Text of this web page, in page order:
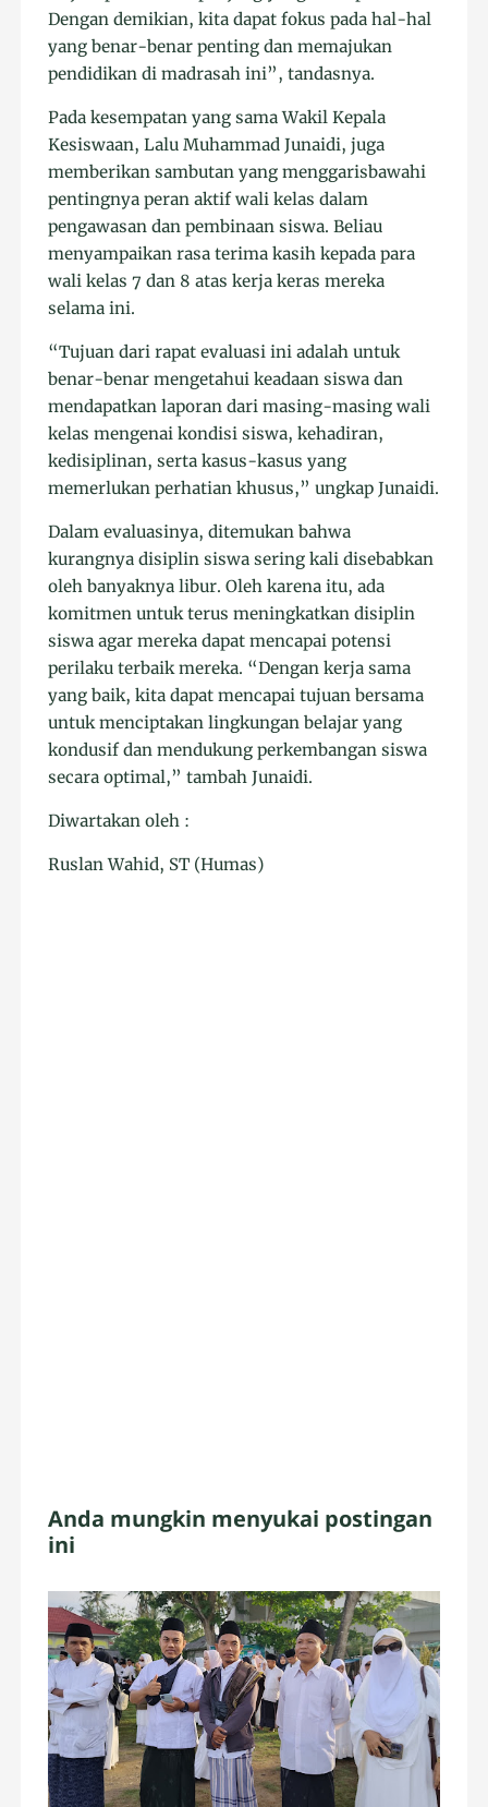
Dengan demikian, kita dapat fokus pada hal-hal
yang benar-benar penting dan memajukan
pendidikan di madrasah ini”, tandasnya.
Pada kesempatan yang sama Wakil Kepala
Kesiswaan, Lalu Muhammad Junaidi, juga
memberikan sambutan yang menggarisbawahi
pentingnya peran aktif wali kelas dalam
pengawasan dan pembinaan siswa. Beliau
menyampaikan rasa terima kasih kepada para
wali kelas 7 dan 8 atas kerja keras mereka
selama ini.
“Tujuan dari rapat evaluasi ini adalah untuk
benar-benar mengetahui keadaan siswa dan
mendapatkan laporan dari masing-masing wali
kelas mengenai kondisi siswa, kehadiran,
kedisiplinan, serta kasus-kasus yang
memerlukan perhatian khusus,” ungkap Junaidi.
Dalam evaluasinya, ditemukan bahwa
kurangnya disiplin siswa sering kali disebabkan
oleh banyaknya libur. Oleh karena itu, ada
komitmen untuk terus meningkatkan disiplin
siswa agar mereka dapat mencapai potensi
perilaku terbaik mereka. “Dengan kerja sama
yang baik, kita dapat mencapai tujuan bersama
untuk menciptakan lingkungan belajar yang
kondusif dan mendukung perkembangan siswa
secara optimal,” tambah Junaidi.
Diwartakan oleh :
Ruslan Wahid, ST (Humas)
Anda mungkin menyukai postingan
ini